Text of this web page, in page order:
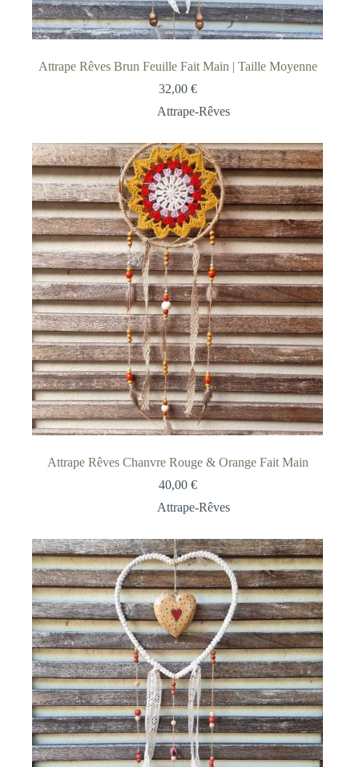
Attrape Rêves Brun Feuille Fait Main | Taille Moyenne
32,00 €
Attrape-Rêves
Attrape Rêves Chanvre Rouge & Orange Fait Main
40,00 €
Attrape-Rêves